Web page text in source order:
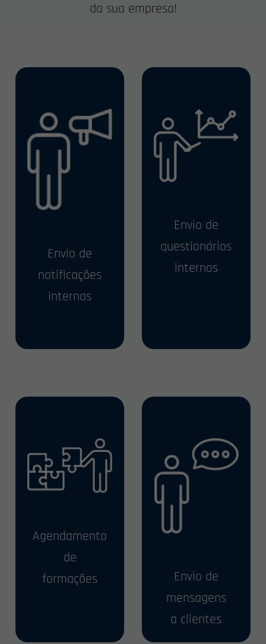
da sua empresa!
Envio de
notificações
internas
Envio de
questionários
internos
Agendamento
de
formações
Envio de
mensagens
a clientes